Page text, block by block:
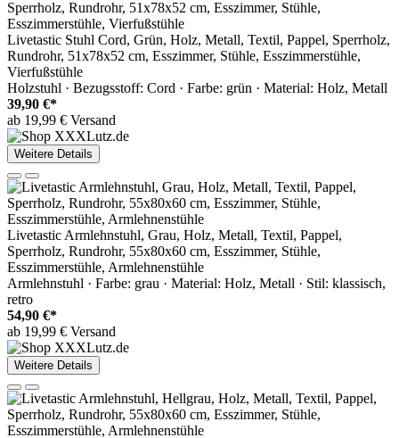
Livetastic Stuhl Cord, Grün, Holz, Metall, Textil, Pappel, Sperrholz,
Rundrohr, 51x78x52 cm, Esszimmer, Stühle, Esszimmerstühle,
Vierfußstühle
Holzstuhl · Bezugsstoff: Cord · Farbe: grün · Material: Holz, Metall
39,90 €*
ab 19,99 € Versand
Weitere Details
Livetastic Armlehnstuhl, Grau, Holz, Metall, Textil, Pappel,
Sperrholz, Rundrohr, 55x80x60 cm, Esszimmer, Stühle,
Esszimmerstühle, Armlehnenstühle
Armlehnstuhl · Farbe: grau · Material: Holz, Metall · Stil: klassisch,
retro
54,90 €*
ab 19,99 € Versand
Weitere Details